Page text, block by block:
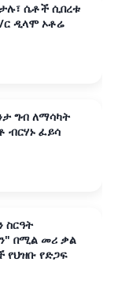
ሴቶች ሲበረቱ
ር ዲላሞ ኦቶሬ
ግብ ለማሳካት
ብርሃኑ ፈይሳ
ስርዓት
በሚል መሪ ቃል
የህዝቡ የድጋፍ